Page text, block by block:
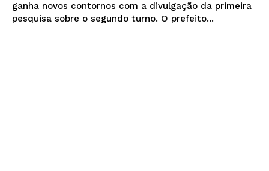
ganha novos contornos com a divulgação da primeira
pesquisa sobre o segundo turno. O prefeito...